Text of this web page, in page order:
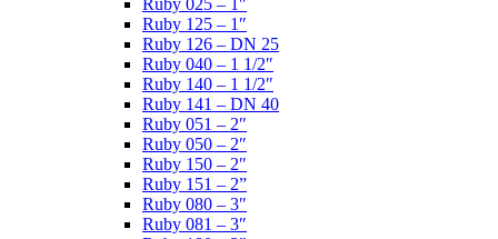
Ruby 025 – 1″
Ruby 125 – 1″
Ruby 126 – DN 25
Ruby 040 – 1 1/2″
Ruby 140 – 1 1/2″
Ruby 141 – DN 40
Ruby 051 – 2″
Ruby 050 – 2″
Ruby 150 – 2″
Ruby 151 – 2”
Ruby 080 – 3″
Ruby 081 – 3″